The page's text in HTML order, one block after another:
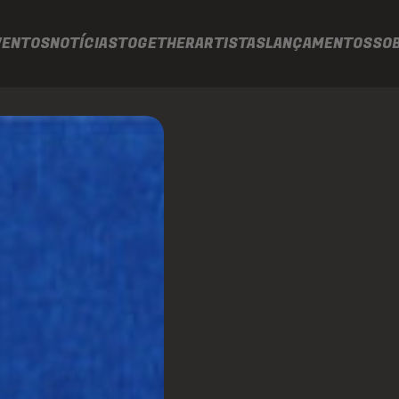
NOTÍCIASTOGETHERARTISTASLANÇAMENTOS